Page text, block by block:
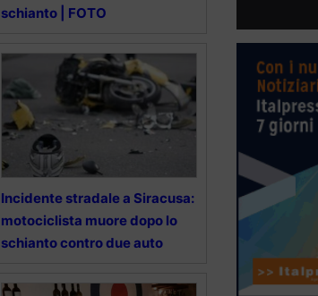
schianto | FOTO
Incidente stradale a Siracusa:
motociclista muore dopo lo
schianto contro due auto